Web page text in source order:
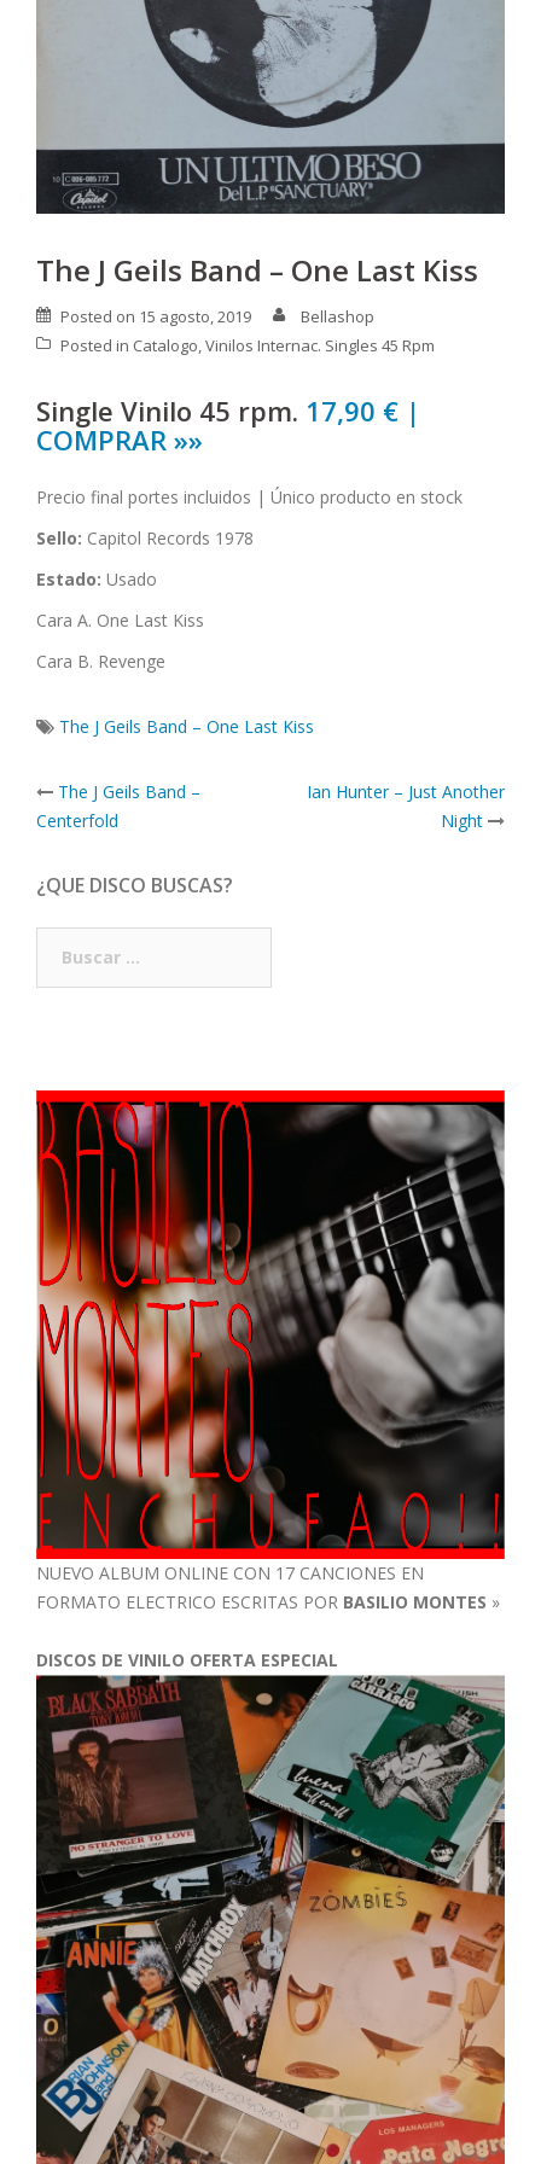
The J Geils Band – One Last Kiss
Posted on 15 agosto, 2019
Bellashop
Posted in Catalogo Vinilos Internac. Singles 45 Rpm
Single Vinilo 45 rpm. 17,90 € |
COMPRAR »»
Precio final portes incluidos | Único producto en stock
Sello: Capitol Records 1978
Estado: Usado
Cara A. One Last Kiss
Cara B. Revenge
The J Geils Band – One Last Kiss
Post
navigation
The J Geils Band –
Centerfold
Ian Hunter – Just Another
Night
¿QUE DISCO BUSCAS?
NUEVO ALBUM ONLINE CON 17 CANCIONES EN
FORMATO ELECTRICO ESCRITAS POR BASILIO MONTES »
DISCOS DE VINILO OFERTA ESPECIAL